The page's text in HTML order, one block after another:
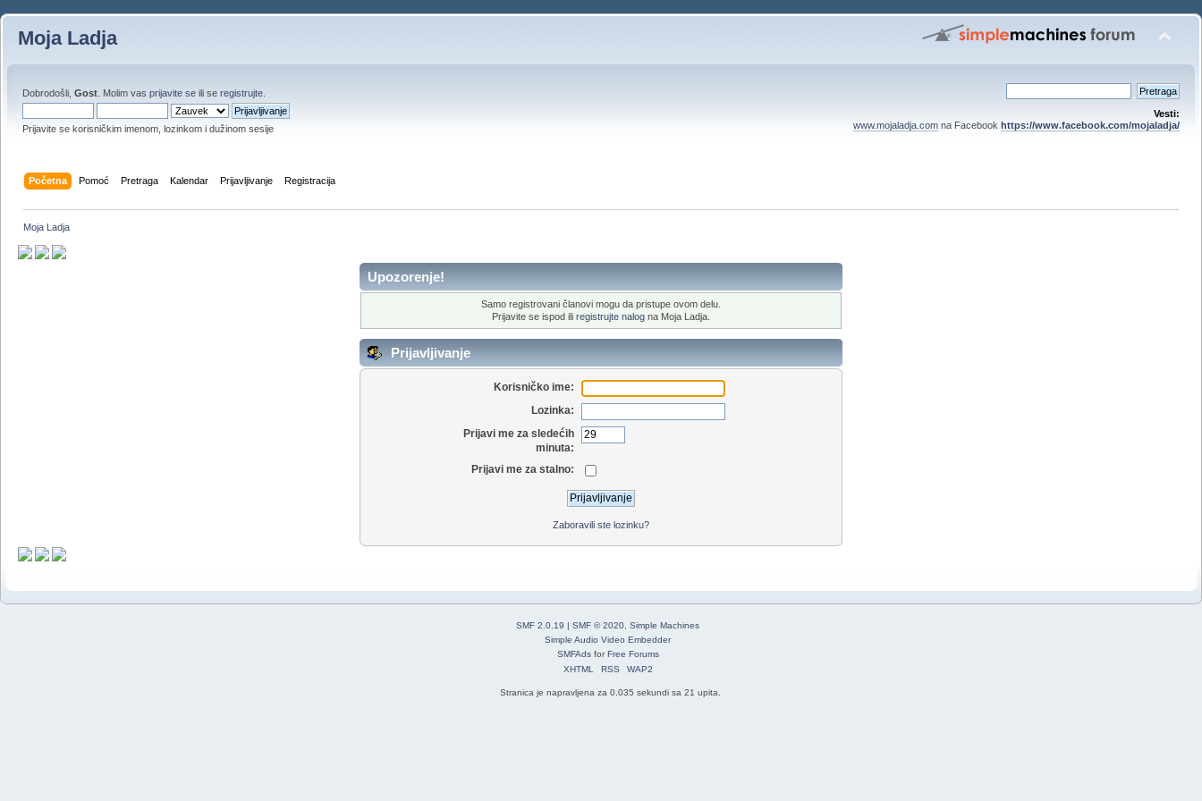
Moja Ladja
Dobrodošli, Gost . Molim vas prijavite se ili se registrujte
Prijavite se korisničkim imenom, lozinkom i dužinom sesije
Vesti:
www.mojaladja.com na Facebook https://www.facebook.com/mojaladja/
Početna Pomoć Pretraga Kalendar Prijavljivanje Registracija
Moja Ladja
Upozorenje!
Samo registrovani članovi mogu da pristupe ovom delu.
Prijavite se ispod ili registrujte nalog na Moja Ladja.
Prijavljivanje
Korisničko ime:
Lozinka:
Prijavi me za sledećih
minuta:
Prijavi me za stalno:
Zaboravili ste lozinku?
SMF 2.0.19 | SMF © 2020 Simple Machines
Simple Audio Video Embedder
SMFAdsforFree Forums
XHTML
RSS WAP2
Stranica je napravljena za 0.035 sekundi sa 21 upita.